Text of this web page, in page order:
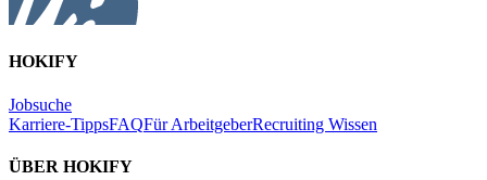
HOKIFY
Jobsuche
Karriere-TippsFAQFür ArbeitgeberRecruiting Wissen
ÜBER HOKIFY